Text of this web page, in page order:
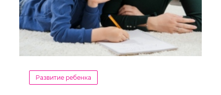
Развитие ребенка